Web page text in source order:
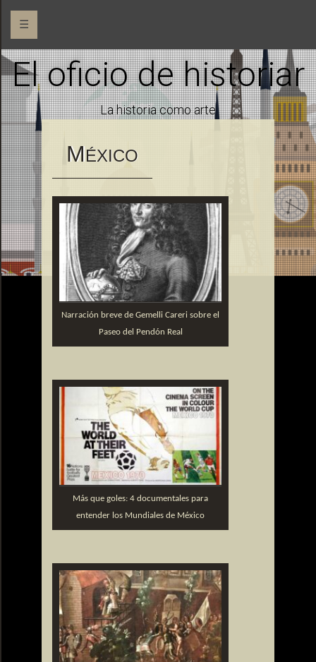
☰
El oficio de historiar
La historia como arte
MÉXICO
Narración breve de Gemelli Careri sobre el
Paseo del Pendón Real
Más que goles: 4 documentales para
entender los Mundiales de México